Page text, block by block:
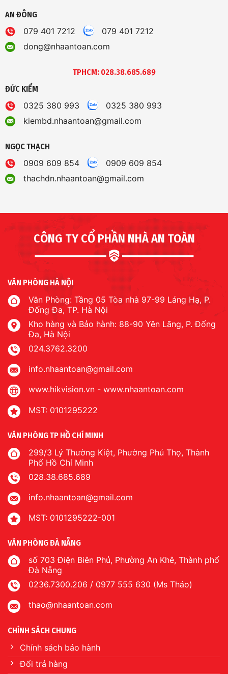
AN ĐÔNG
079 401 7212
079 401 7212
dong@nhaantoan.com
TPHCM: 028.38.685.689
ĐỨC KIỂM
0325 380 993
0325 380 993
kiembd.nhaantoan@gmail.com
NGỌC THẠCH
0909 609 854
0909 609 854
thachdn.nhaantoan@gmail.com
CÔNG TY CỔ PHẦN NHÀ AN TOÀN
VĂN PHÒNG HÀ NỘI
Văn Phòng: Tầng 05 Tòa nhà 97-99 Láng Hạ, P.
Đống Đa, TP. Hà Nội
Kho hàng và Bảo hành: 88-90 Yên Lãng, P. Đống
Đa, Hà Nội
024.3762.3200
info.nhaantoan@gmail.com
www.hikvision.vn - www.nhaantoan.com
MST: 0101295222
VĂN PHÒNG TP HỒ CHÍ MINH
299/3 Lý Thường Kiệt, Phường Phú Thọ, Thành
Phố Hồ Chí Minh
028.38.685.689
info.nhaantoan@gmail.com
MST: 0101295222-001
VĂN PHÒNG ĐÀ NẴNG
số 703 Điện Biên Phủ, Phường An Khê, Thành phố
Đà Nẵng
0236.7300.206 / 0977 555 630 (Ms Thảo)
thao@nhaantoan.com
CHÍNH SÁCH CHUNG
Chính sách bảo hành
Đổi trả hàng